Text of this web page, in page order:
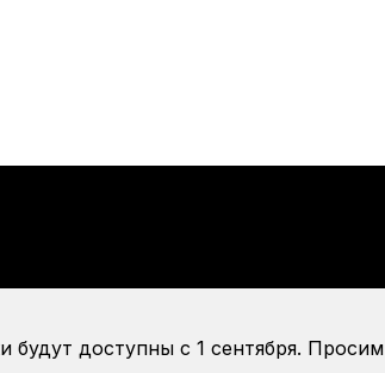
будут доступны с 1 сентября. Просим